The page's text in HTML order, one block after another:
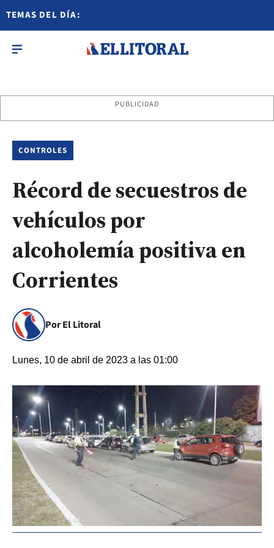
TEMAS DEL DÍA:
PUBLICIDAD
CONTROLES
Récord de secuestros de
vehículos por
alcoholemía positiva en
Corrientes
Por El Litoral
Lunes, 10 de abril de 2023 a las 01:00